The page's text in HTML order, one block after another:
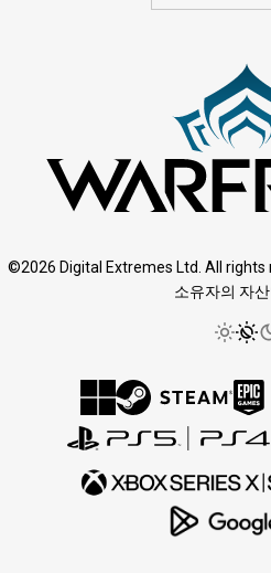
©2026 Digital Extremes Ltd. All rights
소유자의 자